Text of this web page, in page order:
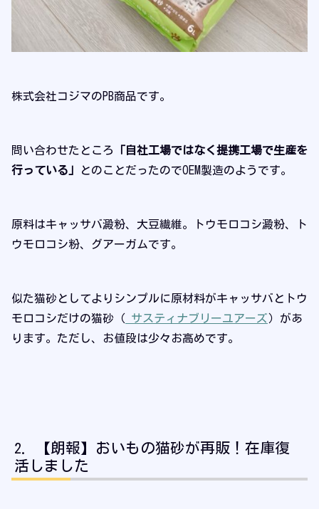
株式会社コジマのPB商品です。
問い合わせたところ
「自社工場ではなく提携工場で生産を
行っている」
とのことだったのでOEM製造のようです。
原料はキャッサバ澱粉、大豆繊維。トウモロコシ澱粉、ト
ウモロコシ粉、グアーガムです。
似た猫砂としてよりシンプルに原材料がキャッサバとトウ
モロコシだけの猫砂（ サスティナブリーユアーズ）があ
ります。ただし、お値段は少々お高めです。
【朗報】おいもの猫砂が再販！在庫復
活しました